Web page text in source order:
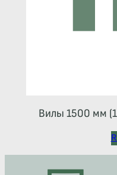
Вилы 1500 мм